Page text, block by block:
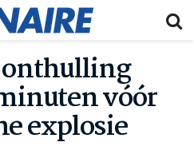
onthulling
vóór
explosie